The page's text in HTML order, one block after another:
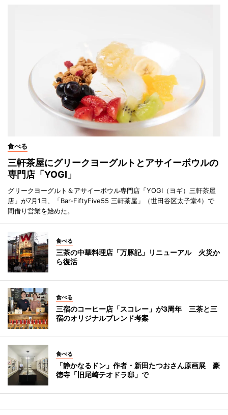
食べる
三軒茶屋にグリークヨーグルトとアサイーボウルの
専門店「YOGI」
グリークヨーグルト＆アサイーボウル専門店「YOGI（ヨギ）三軒茶屋
店」が7月1日、「Bar-FiftyFive55 三軒茶屋」（世田谷区太子堂4）で
間借り営業を始めた。
食べる
三茶の中華料理店「万豚記」リニューアル 火災か
ら復活
食べる
三宿のコーヒー店「スコレー」が3周年 三茶と三
宿のオリジナルブレンド考案
食べる
「静かなるドン」作者・新田たつおさん原画展 豪
徳寺「旧尾崎テオドラ邸」で